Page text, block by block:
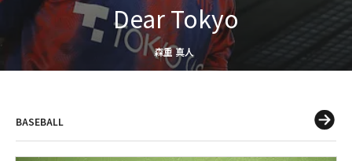
Dear Tokyo
森重 真人
BASEBALL